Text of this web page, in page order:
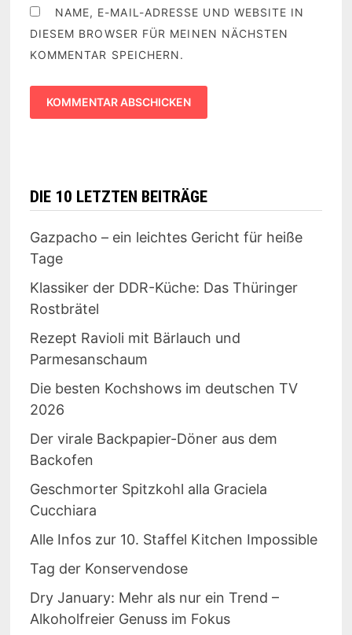
NAME, E-MAIL-ADRESSE UND WEBSITE IN
DIESEM BROWSER FÜR MEINEN NÄCHSTEN
KOMMENTAR SPEICHERN.
DIE 10 LETZTEN BEITRÄGE
Gazpacho – ein leichtes Gericht für heiße
Tage
Klassiker der DDR-Küche: Das Thüringer
Rostbrätel
Rezept Ravioli mit Bärlauch und
Parmesanschaum
Die besten Kochshows im deutschen TV
2026
Der virale Backpapier-Döner aus dem
Backofen
Geschmorter Spitzkohl alla Graciela
Cucchiara
Alle Infos zur 10. Staffel Kitchen Impossible
Tag der Konservendose
Dry January: Mehr als nur ein Trend –
Alkoholfreier Genuss im Fokus